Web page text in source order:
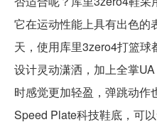
它在运动性能上具有出色的
天，使用库里3zero4打篮
设计灵动潇洒，加上全掌
时感觉更加轻盈，弹跳动作
Speed Plate科技鞋底，可